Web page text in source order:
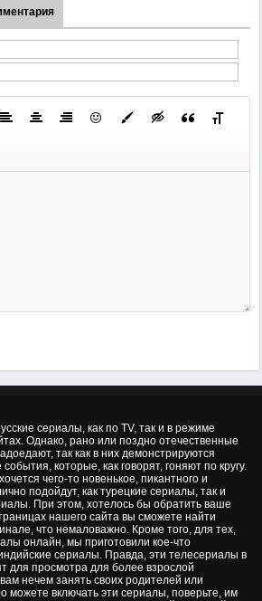
сериалы, как по TV, так и в режиме
Однако, рано или поздно отечественные
так как в них демонстрируются
которые, как говорят, гоняют по кругу.
чего-то новенькое, пикантного и
подойдут, как турецкие сериалы, так и
При этом, хотелось бы обратить ваше
нашего сайта вы сможете найти
что немаловажно. Кроме того, для тех,
онлайн, мы приготовили кое-что
сериалы. Правда, эти телесериалы в
для просмотра для более взрослой
нечем занять своих родителей или
можете включать эти сериалы, поверьте, им